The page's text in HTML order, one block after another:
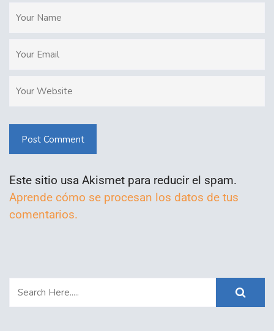
Post Comment
Este sitio usa Akismet para reducir el spam.
Aprende cómo se procesan los datos de tus
comentarios.